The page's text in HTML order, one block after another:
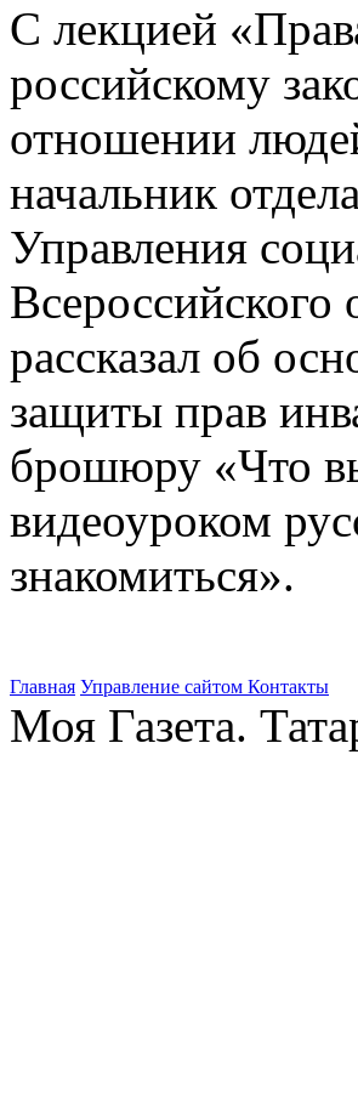
С лекцией
российскому
отношении
начальник
Управления
рассказал об
защиты прав
брошюру «Что
видеоуроком
знакомиться».
Главная Управление сайтом Контакты
Моя Газета.